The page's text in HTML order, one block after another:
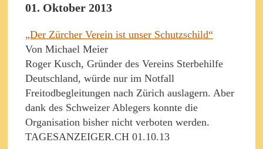
01. Oktober 2013
„Der Zürcher Verein ist unser Schutzschild“
Von Michael Meier
Roger Kusch, Gründer des Vereins Sterbehilfe
Deutschland, würde nur im Notfall
Freitodbegleitungen nach Zürich auslagern. Aber
dank des Schweizer Ablegers konnte die
Organisation bisher nicht verboten werden.
TAGESANZEIGER.CH 01.10.13